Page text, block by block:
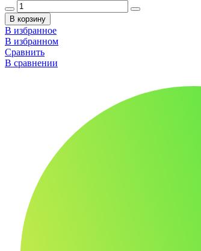
В корзину
В избранное
В избранном
Сравнить
В сравнении